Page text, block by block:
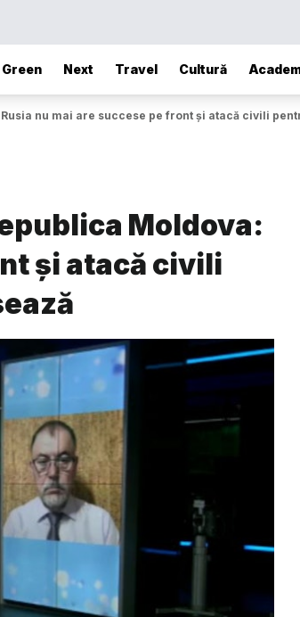
Green Next Travel Cultură
nu mai are succese pe front și atacă civili
Moldova:
și atacă civili